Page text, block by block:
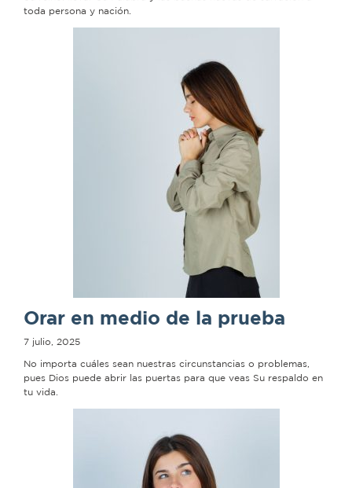
toda persona y nación.
Orar en medio de la prueba
7 julio, 2025
No importa cuáles sean nuestras circunstancias o problemas,
pues Dios puede abrir las puertas para que veas Su respaldo en
tu vida.